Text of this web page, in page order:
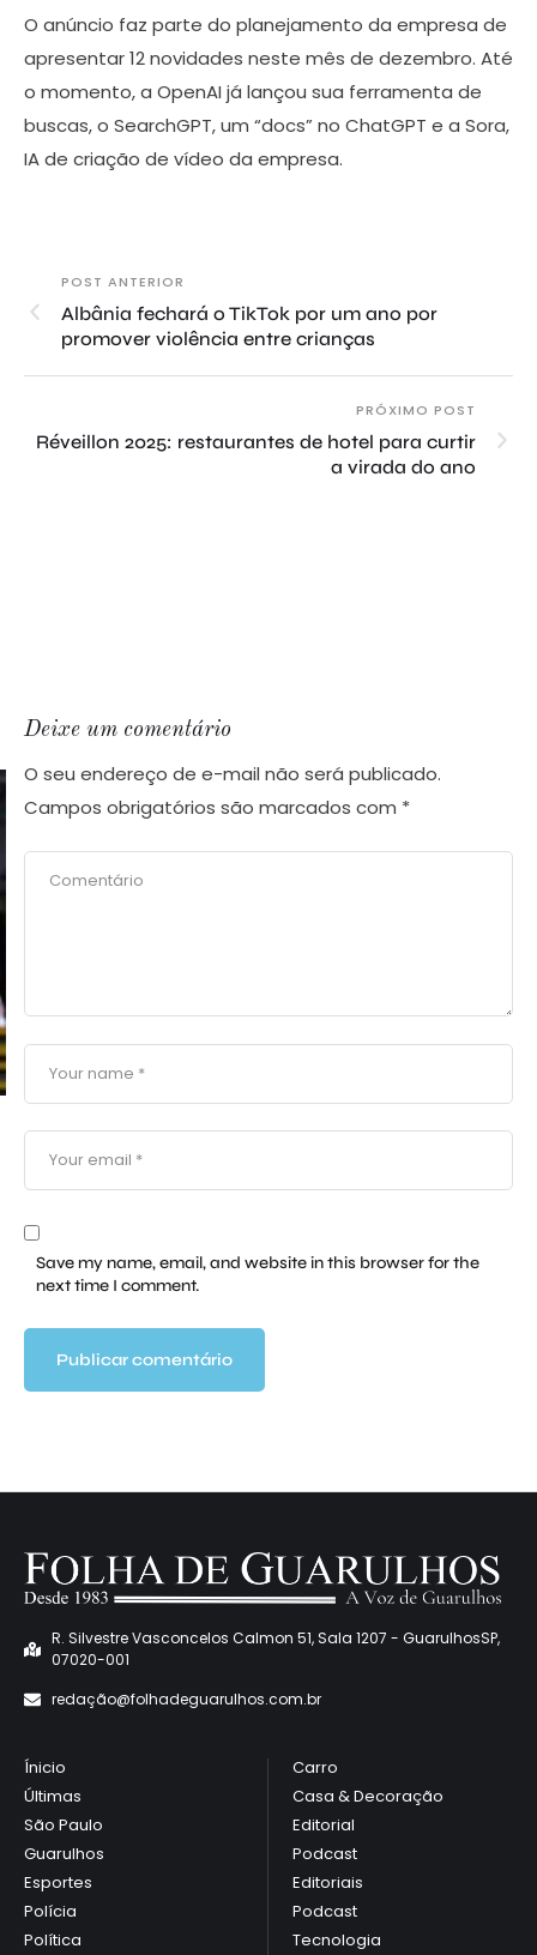
O anúncio faz parte do planejamento da empresa de
apresentar 12 novidades neste mês de dezembro. Até
o momento, a OpenAI já lançou sua ferramenta de
buscas, o SearchGPT, um “docs” no ChatGPT e a Sora,
IA de criação de vídeo da empresa.
POST ANTERIOR
Albânia fechará o TikTok por um ano por
promover violência entre crianças
PRÓXIMO POST
Réveillon 2025: restaurantes de hotel para curtir
a virada do ano
Deixe um comentário
O seu endereço de e-mail não será publicado.
Campos obrigatórios são marcados com *
Save my name, email, and website in this browser for the
next time I comment.
R. Silvestre Vasconcelos Calmon 51, Sala 1207 - GuarulhosSP,
07020-001
redação@folhadeguarulhos.com.br
Ínicio
Últimas
São Paulo
Guarulhos
Esportes
Polícia
Política
Carro
Casa & Decoração
Editorial
Podcast
Editoriais
Podcast
Tecnologia